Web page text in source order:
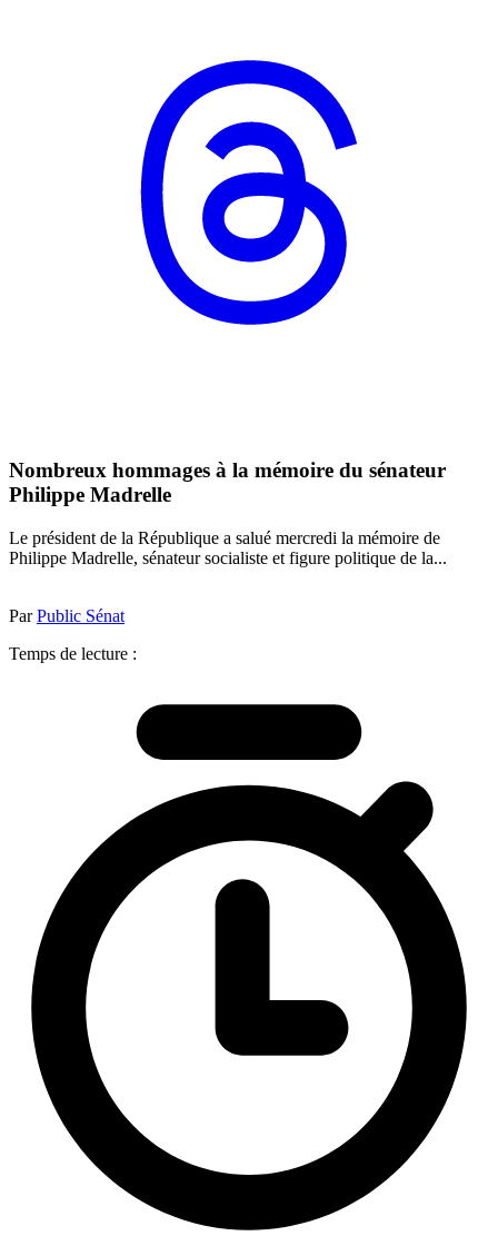
Nombreux hommages à la mémoire du sénateur
Philippe Madrelle
Le président de la République a salué mercredi la mémoire de
Philippe Madrelle, sénateur socialiste et figure politique de la...
ParPublic Sénat
Temps de lecture :